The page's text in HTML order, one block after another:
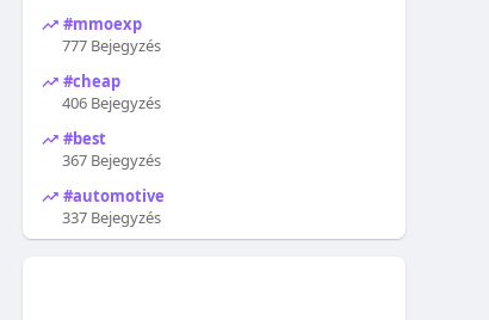
#mmoexp
777 Bejegyzés
#cheap
406 Bejegyzés
#best
367 Bejegyzés
#automotive
337 Bejegyzés